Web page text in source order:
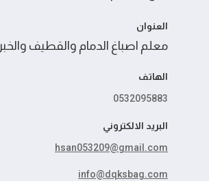
العنوان
معلم اصباغ الدمام والقطيف والخبر
الهاتف
0532095883
البريد الالكتروني
hsan053209@gmail.com
info@dqksbag.com